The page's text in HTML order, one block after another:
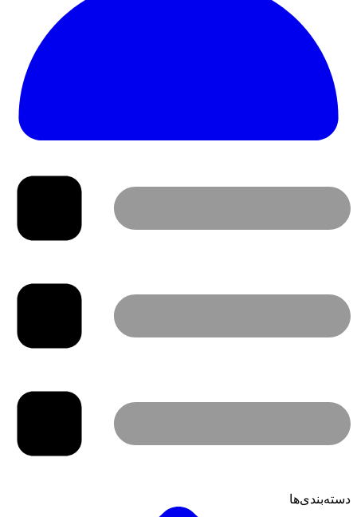
دسته‌بندی‌ها